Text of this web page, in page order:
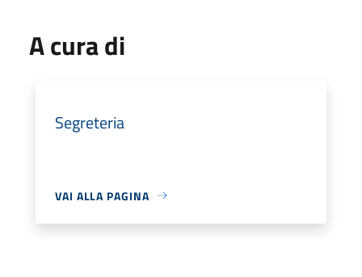
A cura di
Segreteria
VAI ALLA PAGINA